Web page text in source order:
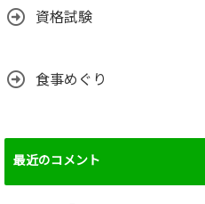
資格試験
食事めぐり
最近のコメント